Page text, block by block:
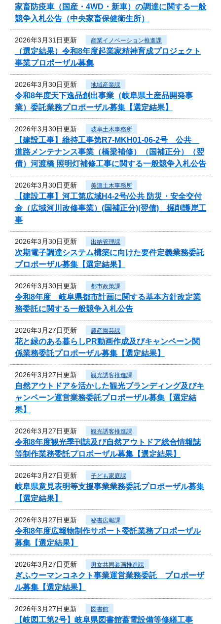
家畜防疫車（国産・4WD・新車）の調達に関する一般
競争入札公告（中央家畜保健衛生所）
2026年3月31日更新 産業イノベーション推進課
（選定結果）令和8年度起業家精神育成プロジェクト
事業プロポーザル募集
2026年3月30日更新 地域産業課
令和8年度天下逸品創出事業（岐阜県土産品開発事
業）委託業務プロポーザル募集【選定結果】
2026年3月30日更新 岐阜土木事務所
【建設工事】維持工事第R7-MKH01-06-2号 公共
道路メンテナンス事業（橋梁補修）（国補正分）（翌
債）河渡橋 照明灯補修工事に関する一般競争入札公告
2026年3月30日更新 美濃土木事務所
【建設工事】河工第広域H4-2号/公共 防災・安全交付
金（広域河川改修事業）(国補正分)(翌債) 掘削護岸工
事
2026年3月30日更新 出納管理課
次期電子調達システム構築に向けた要件定義業務委託
プロポーザル募集【選定結果】
2026年3月30日更新 都市政策課
令和8年度 岐阜県都市計画に関する基本方針改定業
務委託に関する一般競争入札公告
2026年3月27日更新 農産園芸課
花と緑のある暮らしPR動画作成及びキャンペーン関
係業務委託プロポーザル募集【選定結果】
2026年3月27日更新 観光誘客推進課
自然アウトドアを活かした観光ブランディング及びキ
ャンペーン運営業務委託プロポーザル募集【選定結
果】
2026年3月27日更新 観光誘客推進課
令和8年度観光季刊誌及び自然アウトドア総合情報誌
等制作業務委託プロポーザル募集【選定結果】
2026年3月27日更新 子ども家庭課
岐阜県意見表明等支援事業業務委託プロポーザル募集
【選定結果】
2026年3月27日更新 秘書広報課
令和8年度広報物制作サポート委託業務プロポーザル
募集【選定結果】
2026年3月27日更新 男女共同参画推進課
ぎふウーマンコネクト事業運営業務委託 プロポーザ
ル募集【選定結果】
2026年3月27日更新 図書館
【岐図工第2号】岐阜県図書館蓄電設備等修繕工事